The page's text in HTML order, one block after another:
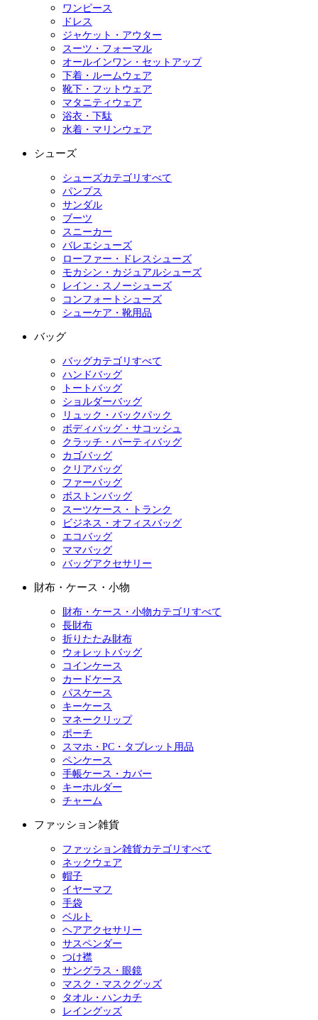
ワンピース
ドレス
ジャケット・アウター
スーツ・フォーマル
オールインワン・セットアップ
下着・ルームウェア
靴下・フットウェア
マタニティウェア
浴衣・下駄
水着・マリンウェア
シューズ
シューズカテゴリすべて
パンプス
サンダル
ブーツ
スニーカー
バレエシューズ
ローファー・ドレスシューズ
モカシン・カジュアルシューズ
レイン・スノーシューズ
コンフォートシューズ
シューケア・靴用品
バッグ
バッグカテゴリすべて
ハンドバッグ
トートバッグ
ショルダーバッグ
リュック・バックパック
ボディバッグ・サコッシュ
クラッチ・パーティバッグ
カゴバッグ
クリアバッグ
ファーバッグ
ボストンバッグ
スーツケース・トランク
ビジネス・オフィスバッグ
エコバッグ
ママバッグ
バッグアクセサリー
財布・ケース・小物
財布・ケース・小物カテゴリすべて
長財布
折りたたみ財布
ウォレットバッグ
コインケース
カードケース
パスケース
キーケース
マネークリップ
ポーチ
スマホ・PC・タブレット用品
ペンケース
手帳ケース・カバー
キーホルダー
チャーム
ファッション雑貨
ファッション雑貨カテゴリすべて
ネックウェア
帽子
イヤーマフ
手袋
ベルト
ヘアアクセサリー
サスペンダー
つけ襟
サングラス・眼鏡
マスク・マスクグッズ
タオル・ハンカチ
レイングッズ